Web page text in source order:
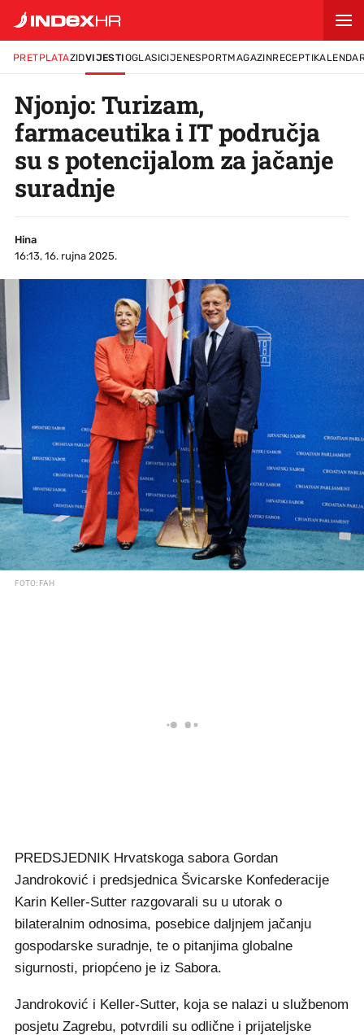
PRETPLATAZIDVIJESTIOGLASICIJENESPORTMAGAZINRECEPTI
Njonjo: Turizam,
farmaceutika i IT područja
su s potencijalom za jačanje
suradnje
Hina
16:13, 16. rujna 2025.
FOTO: FAH
PREDSJEDNIK Hrvatskoga sabora Gordan
Jandroković i predsjednica Švicarske Konfederacije
Karin Keller-Sutter razgovarali su u utorak o
bilateralnim odnosima, posebice daljnjem jačanju
gospodarske suradnje, te o pitanjima globalne
sigurnosti, priopćeno je iz Sabora.
Jandroković i Keller-Sutter, koja se nalazi u službenom
posjetu Zagrebu, potvrdili su odlične i prijateljske